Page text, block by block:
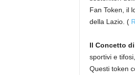
Fan Token, il
della Lazio. (
Il Concetto
sportivi e
Questi token